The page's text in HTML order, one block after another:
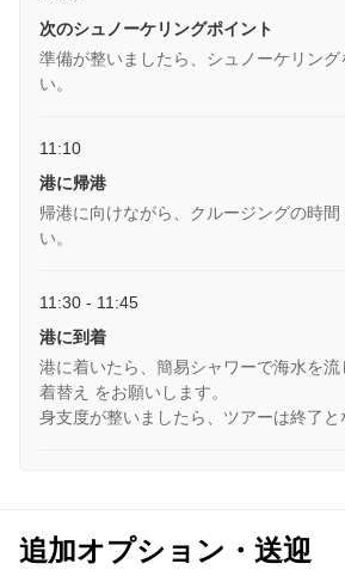
次のシュノーケリングポイント
準備が整いましたら、シュノーケリング
い。
11:10
港に帰港
帰港に向けながら、クルージングの時間
い。
11:30 - 11:45
港に到着
港に着いたら、簡易シャワーで海水を
着替え をお願いします。
身支度が整いましたら、ツアーは終了と
追加オプション・送迎